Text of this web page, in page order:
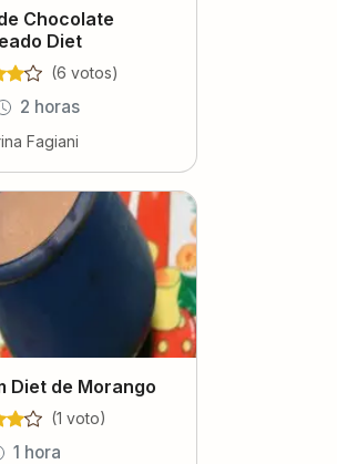
Chocolate
Diet
(6 votos)
2 horas
Fagiani
Diet de Morango
(1 voto)
1 hora